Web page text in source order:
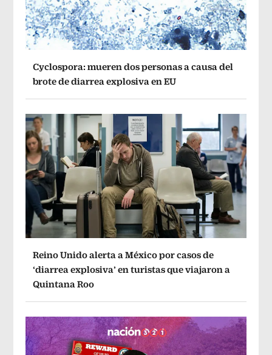
Cyclospora: mueren dos personas a causa del
brote de diarrea explosiva en EU
Reino Unido alerta a México por casos de
‘diarrea explosiva’ en turistas que viajaron a
Quintana Roo